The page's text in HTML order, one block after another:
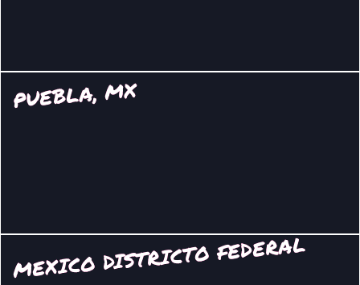
PUEBLA, MX
MEXICO DISTRICTO FEDERAL